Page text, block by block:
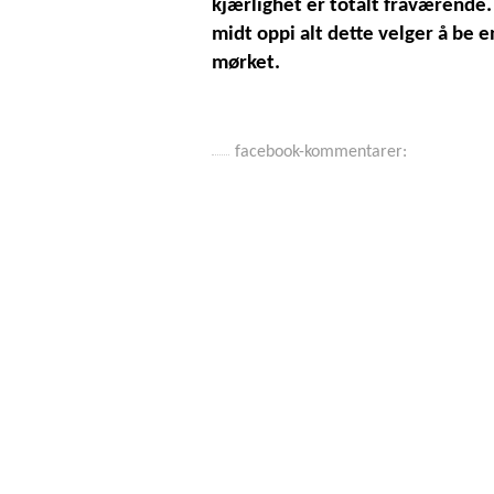
kjærlighet er totalt fraværende.
midt oppi alt dette velger å be
mørket.